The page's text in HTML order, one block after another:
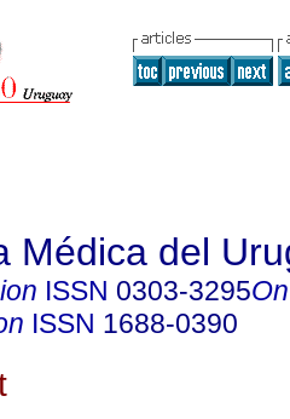
Médica del
ISSN 0303-3295
ISSN 1688-0390